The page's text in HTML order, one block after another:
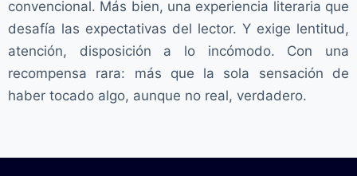
convencional. Más bien, una experiencia literaria que
desafía las expectativas del lector. Y exige lentitud,
atención, disposición a lo incómodo. Con una
recompensa rara: más que la sola sensación de
haber tocado algo, aunque no real, verdadero.